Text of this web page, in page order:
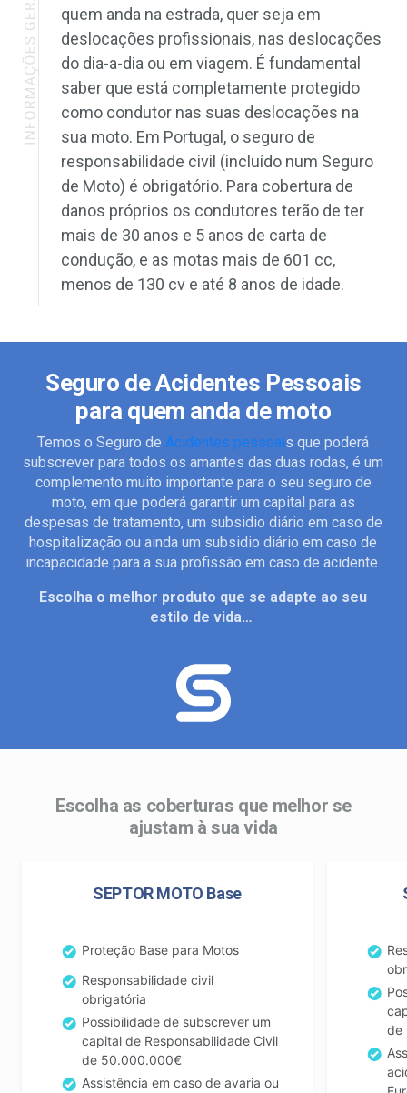
quem anda na estrada, quer seja em
deslocações profissionais, nas deslocações
do dia-a-dia ou em viagem. É fundamental
saber que está completamente protegido
como condutor nas suas deslocações na
sua moto. Em Portugal, o seguro de
responsabilidade civil (incluído num Seguro
de Moto) é obrigatório. Para cobertura de
danos próprios os condutores terão de ter
mais de 30 anos e 5 anos de carta de
condução, e as motas mais de 601 cc,
menos de 130 cv e até 8 anos de idade.
Seguro de Acidentes Pessoais
para quem anda de moto
Temos o Seguro deAcidentes pessoais que poderá
subscrever para todos os amantes das duas rodas, é um
complemento muito importante para o seu seguro de
moto, em que poderá garantir um capital para as
despesas de tratamento, um subsidio diário em caso de
hospitalização ou ainda um subsidio diário em caso de
incapacidade para a sua profissão em caso de acidente.
Escolha o melhor produto que se adapte ao seu
estilo de vida…
Escolha as coberturas que melhor se
ajustam à sua vida
SEPTOR MOTO Base
Proteção Base para Motos
Responsabilidade civil
obrigatória
Possibilidade de subscrever um
capital de Responsabilidade Civil
de 50.000.000€
Assistência em caso de avaria ou
de